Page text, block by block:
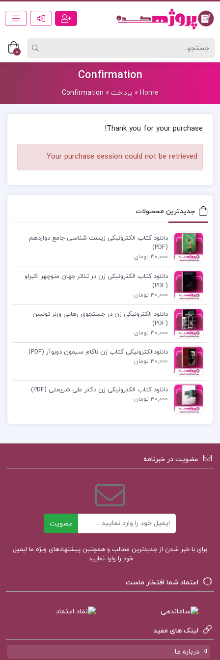
0
Confirmation
Home
» پرداخت »
Confirmation
Thank you for your purchase!
Your purchase session could not be retrieved.
جدیدترین محصولات
دانلود کتاب الکترونیکی زیست شناسی جامع دوازدهم
(PDF)
30,000 تومان
دانلود کتاب الکترونیکی زن در تئاتر جهان منوچهر اکبرلو
(PDF)
30,000 تومان
دانلود الکترونیکی زن در جستجوی رهایی ورنر تونسن
(PDF)
30,000 تومان
دانلودالکترونیکی کتاب زن ناکام سیمون دوبوآر (PDF)
30,000 تومان
دانلود کتاب الکترونیکی زن دکتر علی شریعتی (PDF)
30,000 تومان
عضویت در خبرنامه
عضویت
برای با خبر شدن از جدیدترین مطالب و همچنین پیشنهادهای ویژه ما ایمیل
خود را وارد نمایید.
اعتماد شما افتخار ماست
لینک های مفید
درباره ما